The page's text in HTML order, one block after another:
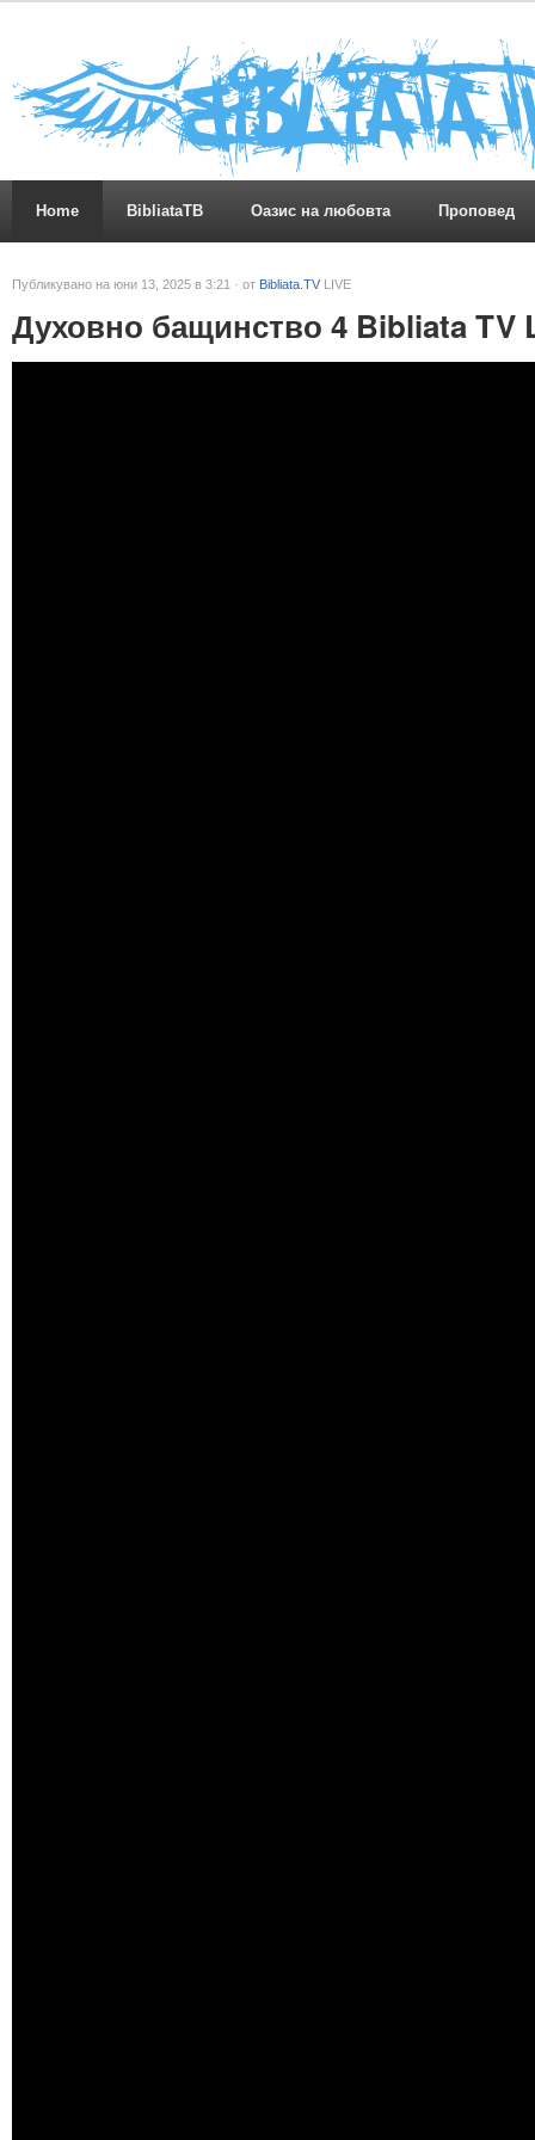
Home BibliataTB Оазис на любовта Проповед
Публикувано на юни 13, 2025 в 3:21 · от Bibliata.TV LIVE
Духовно бащинство 4 Bibliata TV